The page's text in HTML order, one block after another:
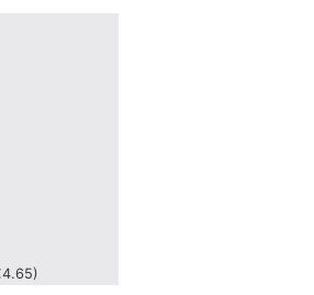
4.65)